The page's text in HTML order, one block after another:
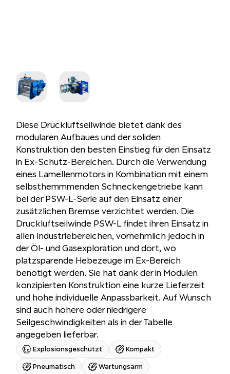
Diese Druckluftseilwinde bietet dank des
modularen Aufbaues und der soliden
Konstruktion den besten Einstieg für den Einsatz
in Ex-Schutz-Bereichen. Durch die Verwendung
eines Lamellenmotors in Kombination mit einem
selbsthemmmenden Schneckengetriebe kann
bei der PSW-L-Serie auf den Einsatz einer
zusätzlichen Bremse verzichtet werden. Die
Druckluftseilwinde PSW-L findet ihren Einsatz in
allen Industriebereichen, vornehmlich jedoch in
der Öl- und Gasexploration und dort, wo
platzsparende Hebezeuge im Ex-Bereich
benötigt werden. Sie hat dank der in Modulen
konzipierten Konstruktion eine kurze Lieferzeit
und hohe individuelle Anpassbarkeit. Auf Wunsch
sind auch höhere oder niedrigere
Seilgeschwindigkeiten als in der Tabelle
angegeben lieferbar.
Explosionsgeschützt Kompakt
Pneumatisch Wartungsarm